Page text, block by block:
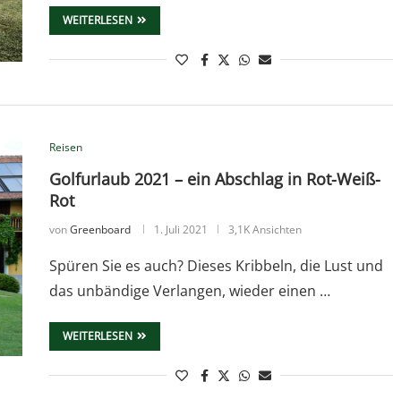
WEITERLESEN
Reisen
Golfurlaub 2021 – ein Abschlag in Rot-Weiß-
Rot
vonGreenboard 1. Juli 2021 3,1K Ansichten
Spüren Sie es auch? Dieses Kribbeln, die Lust und
das unbändige Verlangen, wieder einen …
WEITERLESEN